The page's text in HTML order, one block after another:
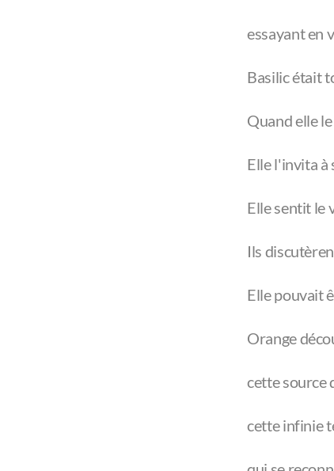
essayant en
Basilic était
Quand elle
Elle l'invita à
Elle sentit le
Ils
Elle pouvait
Orange
cette source
cette infinie